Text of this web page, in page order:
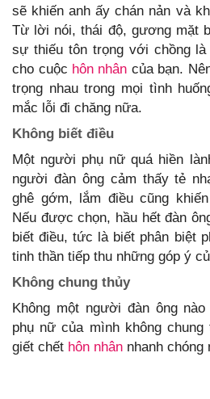
sẽ khiến anh ấy chán nản và
Từ lời nói, thái độ, gương mặt
sự thiếu tôn trọng với chồng
cho cuộc hôn nhân của bạn.
trọng nhau trong mọi tình
mắc lỗi đi chăng nữa.
Không biết điều
Một người phụ nữ quá hiền
người đàn ông cảm thấy tẻ
ghê gớm, lắm điều cũng
Nếu được chọn, hầu hết đàn
biết điều, tức là biết phân biệt
tinh thần tiếp thu những góp ý
Không chung thủy
Không một người đàn ông
phụ nữ của mình không
giết chết hôn nhân nhanh chóng